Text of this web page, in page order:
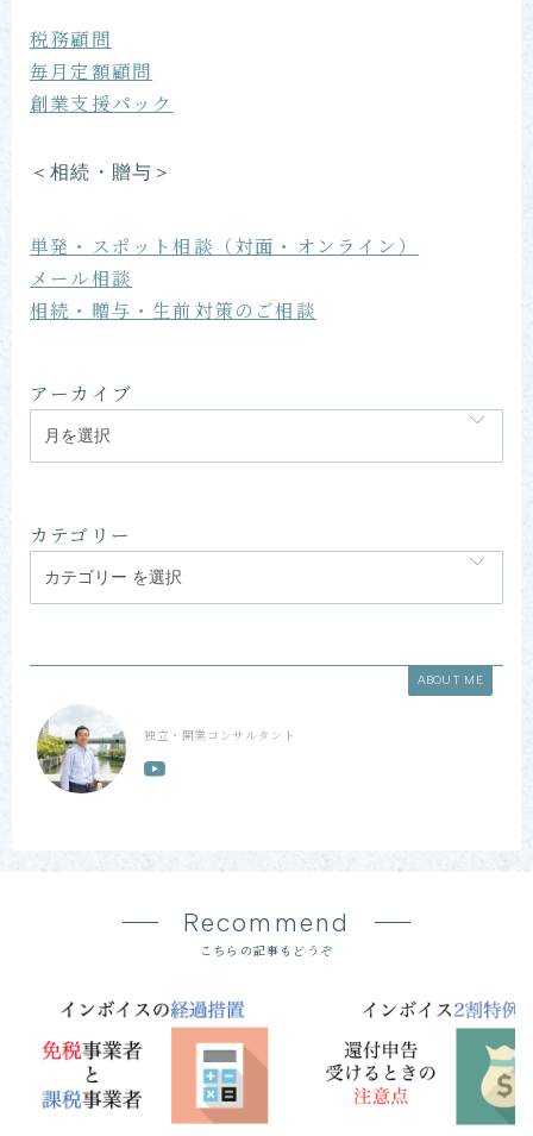
税務顧問
毎月定額顧問
創業支援パック
＜相続・贈与＞
単発・スポット相談（対面・オンライン）
メール相談
相続・贈与・生前対策のご相談
アーカイブ
カテゴリー
ABOUT ME
独立・開業コンサルタント
Recommend
こちらの記事もどうぞ